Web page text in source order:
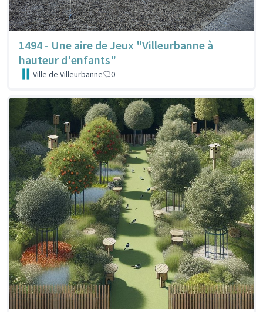
1494 - Une aire de Jeux "Villeurbanne à
hauteur d'enfants"
Ville de Villeurbanne 0